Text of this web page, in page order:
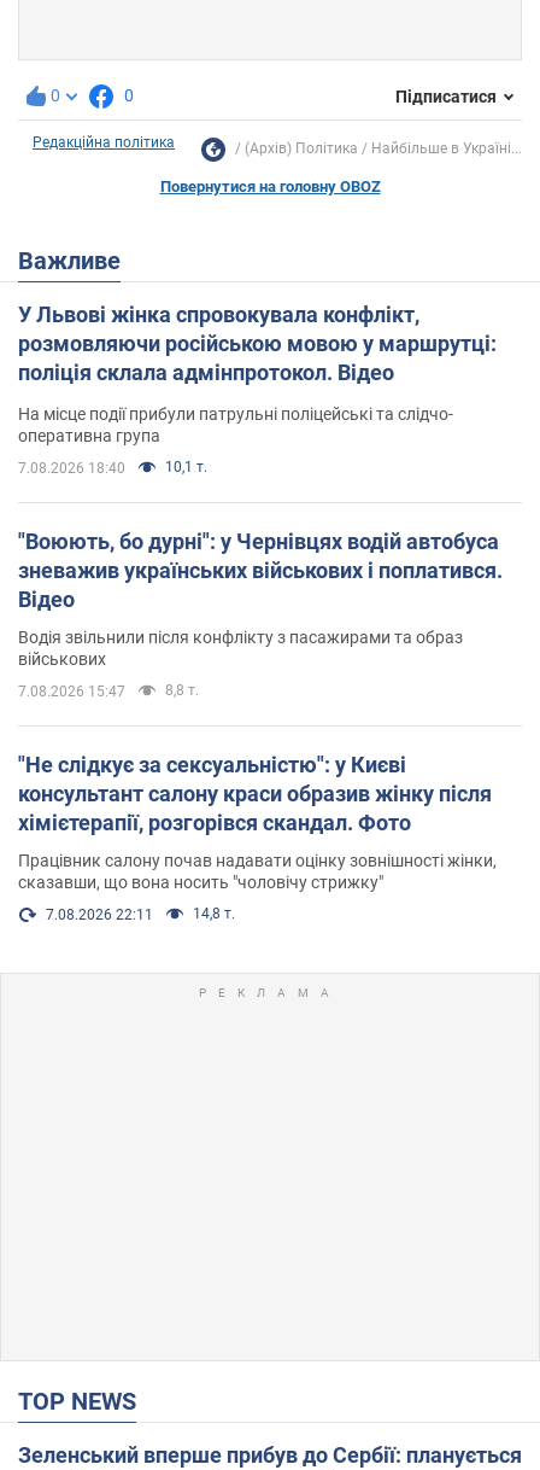
0 0 Підписатися
Редакційна політика (Архів) Політика Найбільше в Україні...
Повернутися на головну OBOZ
Важливе
У Львові жінка спровокувала конфлікт,
розмовляючи російською мовою у маршрутці:
поліція склала адмінпротокол. Відео
На місце події прибули патрульні поліцейські та слідчо-
оперативна група
7.08.2026 18:40 10,1 т.
"Воюють, бо дурні": у Чернівцях водій автобуса
зневажив українських військових і поплатився.
Відео
Водія звільнили після конфлікту з пасажирами та образ
військових
7.08.2026 15:47 8,8 т.
"Не слідкує за сексуальністю": у Києві
консультант салону краси образив жінку після
хімієтерапії, розгорівся скандал. Фото
Працівник салону почав надавати оцінку зовнішності жінки,
сказавши, що вона носить "чоловічу стрижку"
7.08.2026 22:11 14,8 т.
TOP NEWS
Зеленський вперше прибув до Сербії: планується